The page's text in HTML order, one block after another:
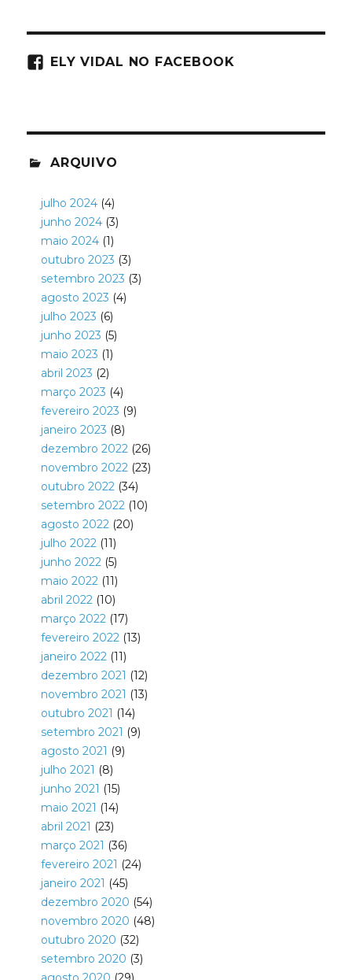
ELY VIDAL NO FACEBOOK
ARQUIVO
julho 2024(4)
junho 2024(3)
maio 2024(1)
outubro 2023 (3)
setembro 2023 (3)
agosto 2023 (4)
julho 2023 (6)
junho 2023 (5)
maio 2023 (1)
abril 2023 (2)
março 2023 (4)
fevereiro 2023 (9)
janeiro 2023 (8)
dezembro 2022(26)
novembro 2022(23)
outubro 2022(34)
setembro 2022(10)
agosto 2022(20)
julho 2022(11)
junho 2022(5)
maio 2022(11)
abril 2022(10)
março 2022(17)
fevereiro 2022(13)
janeiro 2022(11)
dezembro 2021 (12)
novembro 2021 (13)
outubro 2021 (14)
setembro 2021 (9)
agosto 2021 (9)
julho 2021 (8)
junho 2021 (15)
maio 2021 (14)
abril 2021 (23)
março 2021 (36)
fevereiro 2021 (24)
janeiro 2021 (45)
dezembro 2020 (54)
novembro 2020 (48)
outubro 2020 (32)
setembro 2020 (3)